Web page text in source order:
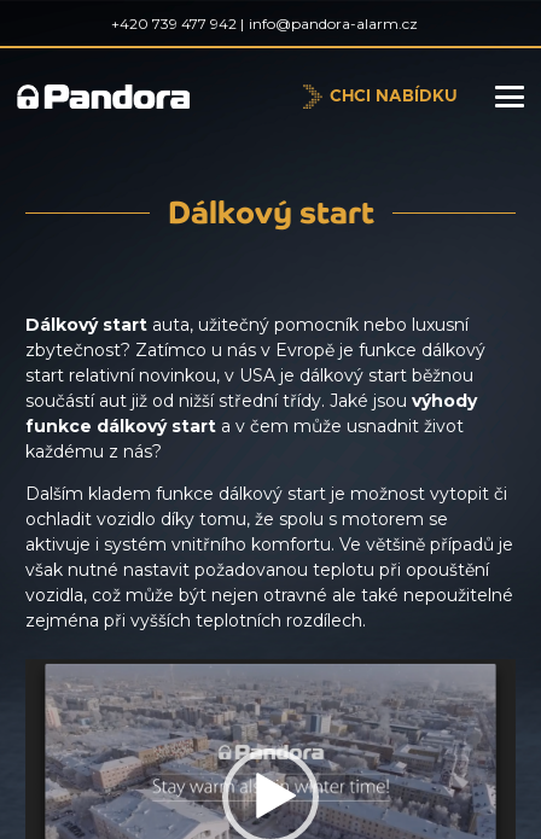
+420 739 477 942 | info@pandora-alarm.cz
CHCI NABÍDKU
Dálkový start
Dálkový start auta, užitečný pomocník nebo luxusní
zbytečnost? Zatímco u nás v Evropě je funkce dálkový
start relativní novinkou, v USA je dálkový start běžnou
součástí aut již od nižší střední třídy. Jaké jsou výhody
funkce dálkový start a v čem může usnadnit život
každému z nás?
Dalším kladem funkce dálkový start je možnost vytopit či
ochladit vozidlo díky tomu, že spolu s motorem se
aktivuje i systém vnitřního komfortu. Ve většině případů je
však nutné nastavit požadovanou teplotu při opouštění
vozidla, což může být nejen otravné ale také nepoužitelné
zejména při vyšších teplotních rozdílech.
Video
prehrávač